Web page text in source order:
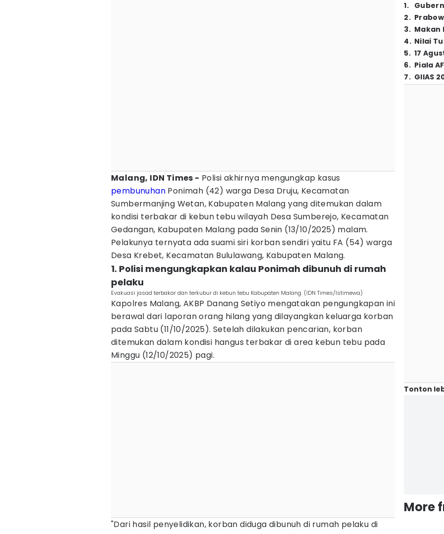
Malang, IDN Times - Polisi akhirnya mengungkap kasus
pembunuhan Ponimah (42) warga Desa Druju, Kecamatan
Sumbermanjing Wetan, Kabupaten Malang yang ditemukan dalam
kondisi terbakar di kebun tebu wilayah Desa Sumberejo, Kecamatan
Gedangan, Kabupaten Malang pada Senin (13/10/2025) malam.
Pelakunya ternyata ada suami siri korban sendiri yaitu FA (54) warga
Desa Krebet, Kecamatan Bululawang, Kabupaten Malang.
1. Polisi mengungkapkan kalau Ponimah dibunuh di rumah
pelaku
Evakuasi jasad terbakar dan terkubur di kebun tebu Kabupaten Malang. (IDN Times/Istimewa)
Kapolres Malang, AKBP Danang Setiyo mengatakan pengungkapan ini
berawal dari laporan orang hilang yang dilayangkan keluarga korban
pada Sabtu (11/10/2025). Setelah dilakukan pencarian, korban
ditemukan dalam kondisi hangus terbakar di area kebun tebu pada
Minggu (12/10/2025) pagi.
"Dari hasil penyelidikan, korban diduga dibunuh di rumah pelaku di
1.
2.
3. Makan
4. Nilai
5. 17
6. Piala
7. GIIAS
Tonton
More